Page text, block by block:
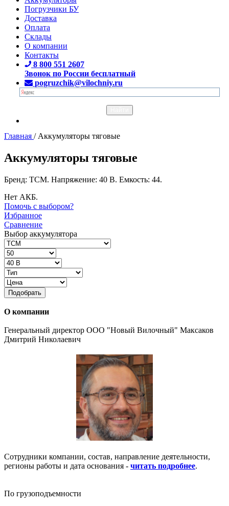
Погрузчики БУ
Доставка
Оплата
Склады
О компании
Контакты
8 800 551 2607
Звонок по России бесплатный
pogruzchik@vilochniy.ru
Главная / Аккумуляторы тяговые
Аккумуляторы тяговые
Бренд: TCM. Напряжение: 40 В. Емкость: 44.
Нет АКБ.
Помочь с выбором?
Избранное
Сравнение
Выбор аккумулятора
Подобрать
О компании
Генеральный директор ООО "Новый Вилочный" Максаков
Дмитрий Николаевич
Сотрудники компании, состав, направление деятельности,
регионы работы и дата основания - читать подробнее.
По грузоподъемности